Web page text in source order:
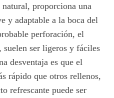
proporciona una
y adaptable a la boca del
perforación, el
ser ligeros y fáciles
desventaja es que el
rápido que otros rellenos,
refrescante puede ser